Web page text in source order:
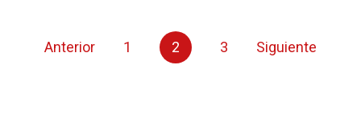
Anterior 1 2 3 Siguiente